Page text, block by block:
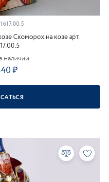
Скоморох на козе арт.